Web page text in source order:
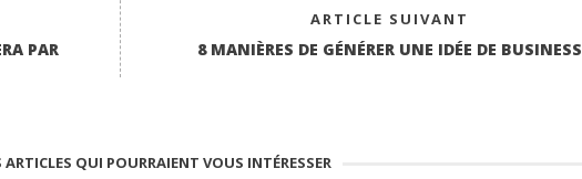
PAR
ARTICLE SUIVANT
8 MANIÈRES DE GÉNÉRER UNE IDÉE DE BUSINESS
ARTICLES QUI POURRAIENT VOUS INTÉRESSER